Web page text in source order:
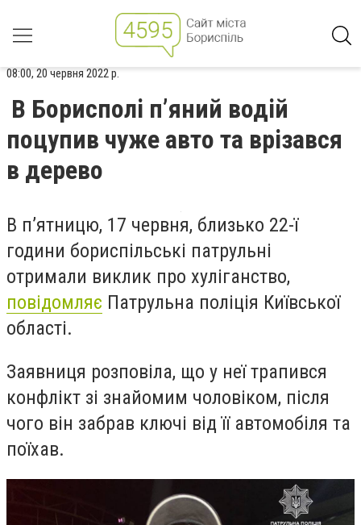
08:00, 20 червня 2022 р.
В Борисполі п’яний водій
поцупив чуже авто та врізався
в дерево
В п’ятницю, 17 червня, близько 22-ї
години бориспільські патрульні
отримали виклик про хуліганство,
повідомляє Патрульна поліція Київської
області.
Заявниця розповіла, що у неї трапився
конфлікт зі знайомим чоловіком, після
чого він забрав ключі від її автомобіля та
поїхав.